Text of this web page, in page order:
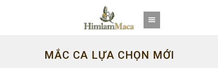
MẮC CA LỰA CHỌN MỚI